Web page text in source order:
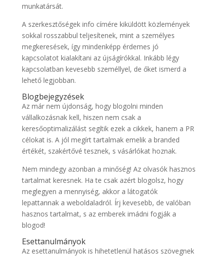
munkatársát.
A szerkesztőségek info címére kiküldött közlemények
sokkal rosszabbul teljesítenek, mint a személyes
megkeresések, így mindenképp érdemes jó
kapcsolatot kialakítani az újságírókkal. Inkább légy
kapcsolatban kevesebb személlyel, de őket ismerd a
lehető legjobban.
Blogbejegyzések
Az már nem újdonság, hogy blogolni minden
vállalkozásnak kell, hiszen nem csak a
keresőoptimalizálást segítik ezek a cikkek, hanem a PR
célokat is. A jól megírt tartalmak emelik a branded
értékét, szakértővé tesznek, s vásárlókat hoznak.
Nem mindegy azonban a minőség! Az olvasók hasznos
tartalmat keresnek. Ha te csak azért blogolsz, hogy
meglegyen a mennyiség, akkor a látogatók
lepattannak a weboldaladról. Írj kevesebb, de valóban
hasznos tartalmat, s az emberek imádni fogják a
blogod!
Esettanulmányok
Az esettanulmányok is hihetetlenül hatásos szövegnek